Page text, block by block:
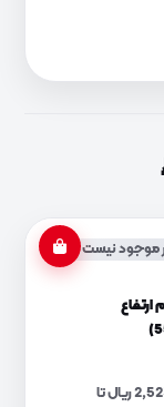
موجود نیست
ارتفاع
از 2,523,120,000 ریال تا